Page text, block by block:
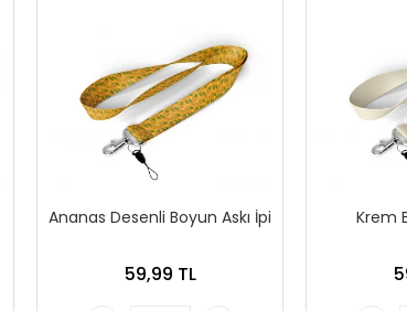
Ananas Desenli Boyun Askı İpi
59,99 TL
Krem